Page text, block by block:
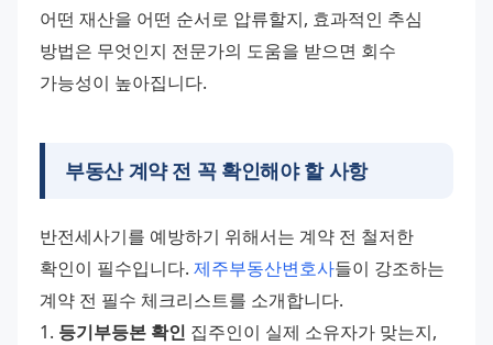
어떤 재산을 어떤 순서로 압류할지, 효과적인 추심
방법은 무엇인지 전문가의 도움을 받으면 회수
가능성이 높아집니다.
부동산 계약 전 꼭 확인해야 할 사항
반전세사기를 예방하기 위해서는 계약 전 철저한
확인이 필수입니다. 제주부동산변호사들이 강조하는
계약 전 필수 체크리스트를 소개합니다.
1. 등기부등본 확인 집주인이 실제 소유자가 맞는지,